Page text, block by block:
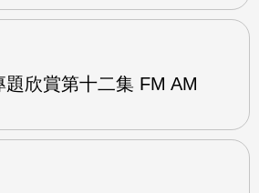
題欣賞第十二集 FM AM